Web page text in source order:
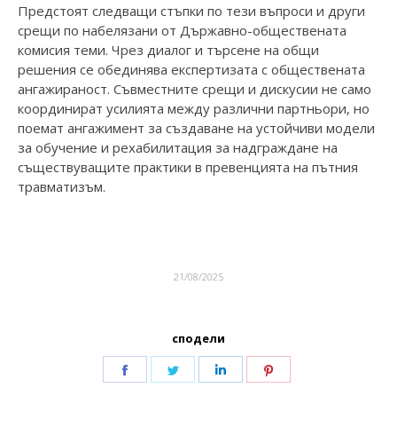
Предстоят следващи стъпки по тези въпроси и други
срещи по набелязани от Държавно-обществената
комисия теми. Чрез диалог и търсене на общи
решения се обединява експертизата с обществената
ангажираност. Съвместните срещи и дискусии не само
координират усилията между различни партньори, но
поемат ангажимент за създаване на устойчиви модели
за обучение и рехабилитация за надграждане на
съществуващите практики в превенцията на пътния
травматизъм.
21/08/2025
сподели